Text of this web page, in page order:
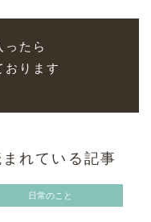
ったら
おります
れている記事
日常のこと